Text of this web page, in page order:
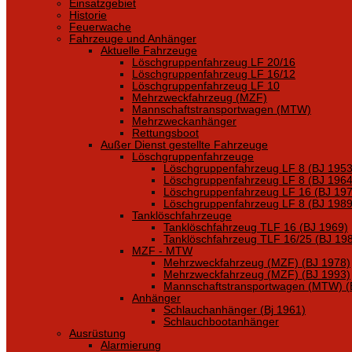
Einsatzgebiet
Historie
Feuerwache
Fahrzeuge und Anhänger
Aktuelle Fahrzeuge
Löschgruppenfahrzeug LF 20/16
Löschgruppenfahrzeug LF 16/12
Löschgruppenfahrzeug LF 10
Mehrzweckfahrzeug (MZF)
Mannschaftstransportwagen (MTW)
Mehrzweckanhänger
Rettungsboot
Außer Dienst gestellte Fahrzeuge
Löschgruppenfahrzeuge
Löschgruppenfahrzeug LF 8 (BJ
Löschgruppenfahrzeug LF 8 (BJ
Löschgruppenfahrzeug LF 16 (BJ
Löschgruppenfahrzeug LF 8 (BJ
Tanklöschfahrzeuge
Tanklöschfahrzeug TLF 16 (BJ 1969)
Tanklöschfahrzeug TLF 16/25 (BJ
MZF - MTW
Mehrzweckfahrzeug (MZF) (BJ 1978)
Mehrzweckfahrzeug (MZF) (BJ 1993)
Mannschaftstransportwagen (MTW)
Anhänger
Schlauchanhänger (Bj 1961)
Schlauchbootanhänger
Ausrüstung
Alarmierung